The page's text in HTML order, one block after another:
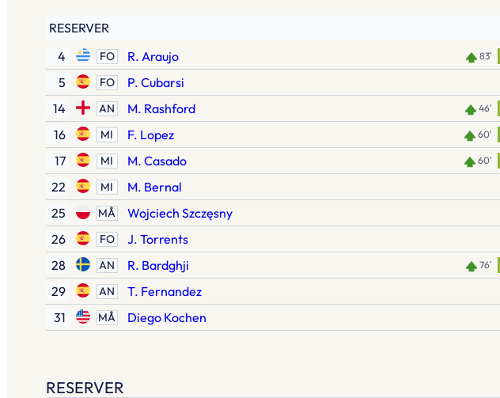
RESERVER
4
FO R. Araujo 83′
5 FO
P. Cubarsi
14
AN M. Rashford 46′
16 MI F. Lopez 60′
17 MI M. Casado 60′
22 MI
M. Bernal
25
MÅ
Wojciech Szczęsny
26
FO
J. Torrents
28
AN R. Bardghji 76′
29 AN
T. Fernandez
31
MÅ Diego Kochen
RESERVER